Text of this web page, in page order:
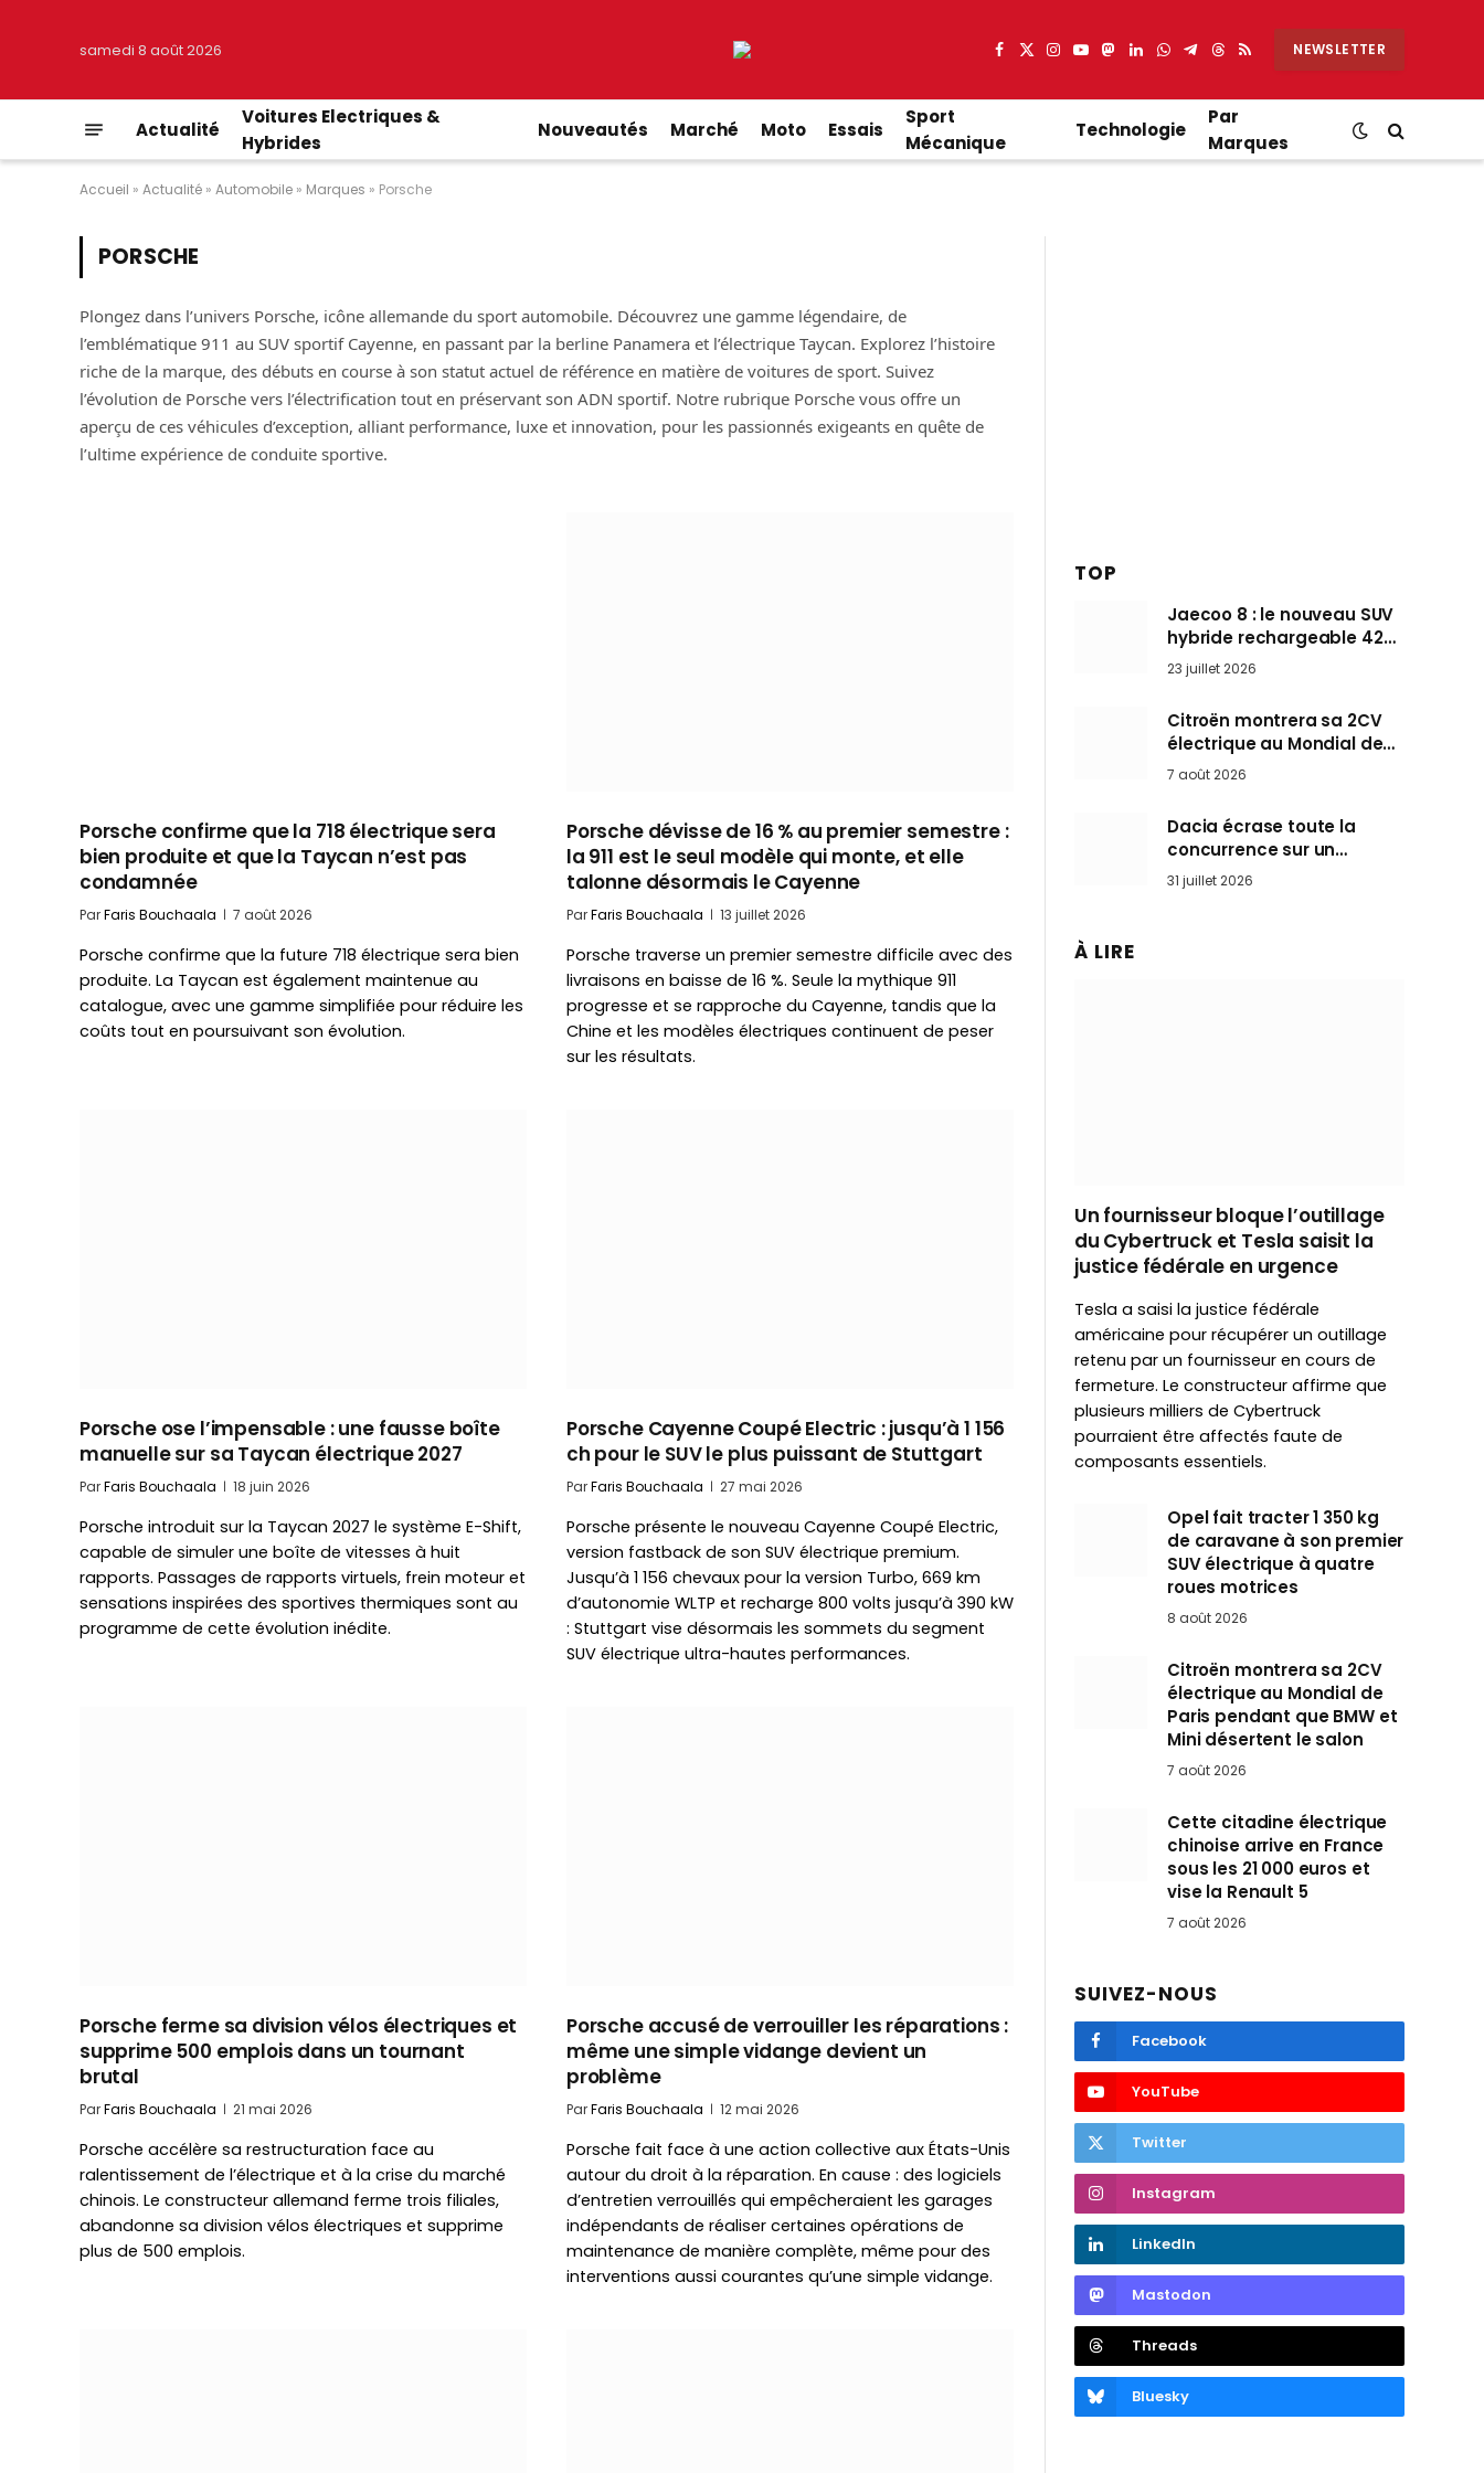
samedi 8 août 2026 Facebook
X
Instagram
YouTube
Mastodon
LinkedIn
WhatsApp
Partager
Telegram
Threads
RSS NEWSLETTER
Actualité
Voitures Electriques &
Hybrides
Nouveautés Marché Moto Essais
Sport
Mécanique
Technologie
Par
Marques
Accueil » Actualité » Automobile » Marques » Porsche
PORSCHE
Plongez dans l’univers Porsche, icône allemande du sport automobile. Découvrez une gamme légendaire, de
l’emblématique 911 au SUV sportif Cayenne, en passant par la berline Panamera et l’électrique Taycan. Explorez l’histoire
riche de la marque, des débuts en course à son statut actuel de référence en matière de voitures de sport. Suivez
l’évolution de Porsche vers l’électrification tout en préservant son ADN sportif. Notre rubrique Porsche vous offre un
aperçu de ces véhicules d’exception, alliant performance, luxe et innovation, pour les passionnés exigeants en quête de
l’ultime expérience de conduite sportive.
Porsche confirme que la 718 électrique sera
bien produite et que la Taycan n’est pas
condamnée
ParFaris Bouchaala 7 août 2026
Porsche confirme que la future 718 électrique sera bien
produite. La Taycan est également maintenue au
catalogue, avec une gamme simplifiée pour réduire les
coûts tout en poursuivant son évolution.
Porsche dévisse de 16 % au premier semestre :
la 911 est le seul modèle qui monte, et elle
talonne désormais le Cayenne
ParFaris Bouchaala 13 juillet 2026
Porsche traverse un premier semestre difficile avec des
livraisons en baisse de 16 %. Seule la mythique 911
progresse et se rapproche du Cayenne, tandis que la
Chine et les modèles électriques continuent de peser
sur les résultats.
Porsche ose l’impensable : une fausse boîte
manuelle sur sa Taycan électrique 2027
ParFaris Bouchaala 18 juin 2026
Porsche introduit sur la Taycan 2027 le système E-Shift,
capable de simuler une boîte de vitesses à huit
rapports. Passages de rapports virtuels, frein moteur et
sensations inspirées des sportives thermiques sont au
programme de cette évolution inédite.
Porsche Cayenne Coupé Electric : jusqu’à 1 156
ch pour le SUV le plus puissant de Stuttgart
ParFaris Bouchaala 27 mai 2026
Porsche présente le nouveau Cayenne Coupé Electric,
version fastback de son SUV électrique premium.
Jusqu’à 1 156 chevaux pour la version Turbo, 669 km
d’autonomie WLTP et recharge 800 volts jusqu’à 390 kW
: Stuttgart vise désormais les sommets du segment
SUV électrique ultra-hautes performances.
Porsche ferme sa division vélos électriques et
supprime 500 emplois dans un tournant
brutal
ParFaris Bouchaala 21 mai 2026
Porsche accélère sa restructuration face au
ralentissement de l’électrique et à la crise du marché
chinois. Le constructeur allemand ferme trois filiales,
abandonne sa division vélos électriques et supprime
plus de 500 emplois.
Porsche accusé de verrouiller les réparations :
même une simple vidange devient un
problème
ParFaris Bouchaala 12 mai 2026
Porsche fait face à une action collective aux États-Unis
autour du droit à la réparation. En cause : des logiciels
d’entretien verrouillés qui empêcheraient les garages
indépendants de réaliser certaines opérations de
maintenance de manière complète, même pour des
interventions aussi courantes qu’une simple vidange.
TOP
Jaecoo 8 : le nouveau SUV
hybride rechargeable 428
ch qui vise l’Audi Q7 arrive
en Europe cet automne
23 juillet 2026
Citroën montrera sa 2CV
électrique au Mondial de
Paris pendant que BMW et
7 août 2026
Dacia écrase toute la
concurrence sur un
marché où personne ne
l’attendait
31 juillet 2026
À LIRE
Un fournisseur bloque l’outillage
du Cybertruck et Tesla saisit la
justice fédérale en urgence
Tesla a saisi la justice fédérale
américaine pour récupérer un outillage
retenu par un fournisseur en cours de
fermeture. Le constructeur affirme que
plusieurs milliers de Cybertruck
pourraient être affectés faute de
composants essentiels.
Opel fait tracter 1 350 kg
de caravane à son premier
SUV électrique à quatre
roues motrices
8 août 2026
Citroën montrera sa 2CV
électrique au Mondial de
Paris pendant que BMW et
Mini désertent le salon
7 août 2026
Cette citadine électrique
chinoise arrive en France
sous les 21 000 euros et
vise la Renault 5
7 août 2026
SUIVEZ-NOUS
Facebook
YouTube
Twitter
Instagram
LinkedIn
Mastodon
Threads
Bluesky